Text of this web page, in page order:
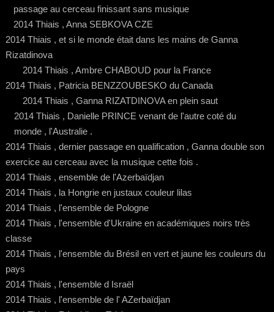
passage au cerceau finissant sans musique
2014 Thiais , Anna SEBKOVA CZE
2014 Thiais , et si le monde était dans les mains de Ganna
Rizatdinova
2014 Thiais , Ambre CHABOUD pour la France
2014 Thiais , Patricia BENZZOUBESKO du Canada
2014 Thiais , Ganna RIZATDINOVA en plein saut
2014 Thiais , Danielle PRINCE venant de l'autre coté du
monde , l'Australie .
2014 Thiais , dernier passage en qualification , Ganna double son
exercice au cerceau avec la musique cette fois .
2014 Thiais , ensemble de l'Azerbaïdjan
2014 Thiais , la Hongrie en justaux couleur lilas
2014 Thiais , l'ensemble de Pologne
2014 Thiais , l'ensemble d'Ukraine en académiques noirs très
classe
2014 Thiais , l'ensemble du Brésil en vert et jaune les couleurs du
pays
2014 Thiais , l'ensemble d Israël
2014 Thiais , l'ensemble de l' AZerbaïdjan